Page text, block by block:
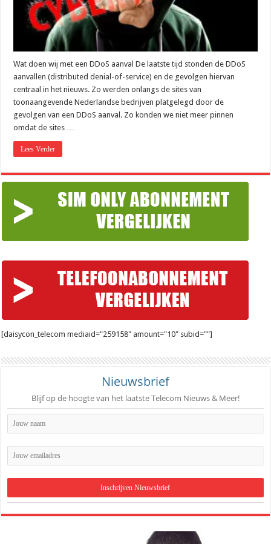
Wat doen wij met een DDoS aanval De laatste tijd stonden de DDoS
aanvallen (distributed denial-of-service) en de gevolgen hiervan
centraal in het nieuws. Zo werden onlangs de sites van
toonaangevende Nederlandse bedrijven platgelegd door de
gevolgen van een DDoS aanval. Zo konden we niet meer pinnen
omdat de sites …
Lees Verder
[daisycon_telecom mediaid="259158" amount="10" subid=""]
Nieuwsbrief
Blijf op de hoogte van het laatste Telecom Nieuws & Meer!